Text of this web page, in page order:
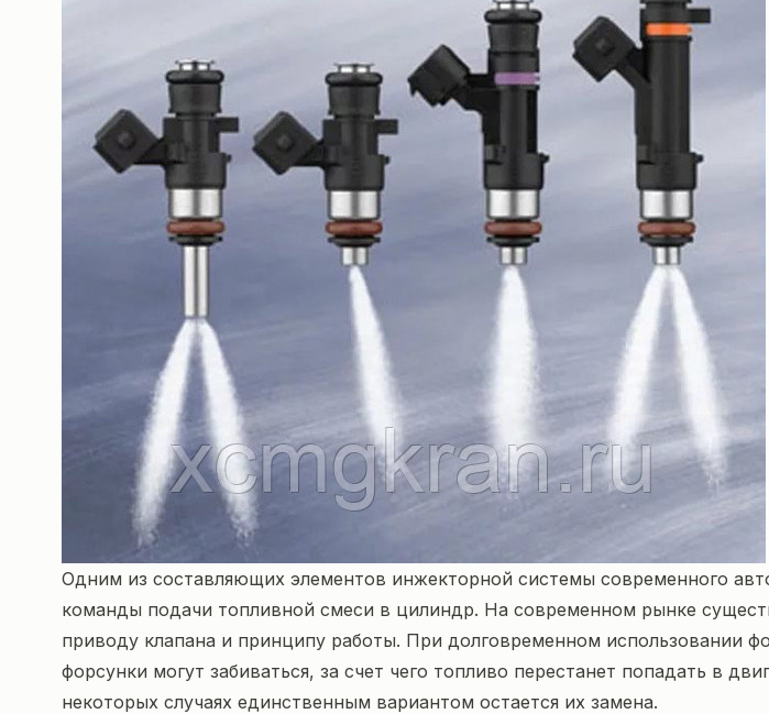
Одним из составляющих элементов инжекторной системы современного
команды подачи топливной смеси в цилиндр. На современном рынке
приводу клапана и принципу работы. При долговременном использовании
форсунки могут забиваться, за счет чего топливо перестанет попадать в
некоторых случаях единственным вариантом остается их замена.